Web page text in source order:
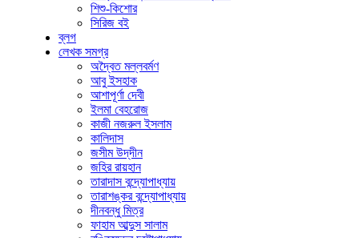
শিশু-কিশোর
সিরিজ বই
ব্লগ
লেখক সমগ্র
অদ্বৈত মল্লবর্মণ
আবু ইসহাক
আশাপূর্ণা দেবী
ইলমা বেহরোজ
কাজী নজরুল ইসলাম
কালিদাস
জসীম উদ্‌দীন
জহির রায়হান
তারাদাস বন্দ্যোপাধ্যায়
তারাশঙ্কর বন্দ্যোপাধ্যায়
দীনবন্ধু মিত্র
ফাহাম আব্দুস সালাম